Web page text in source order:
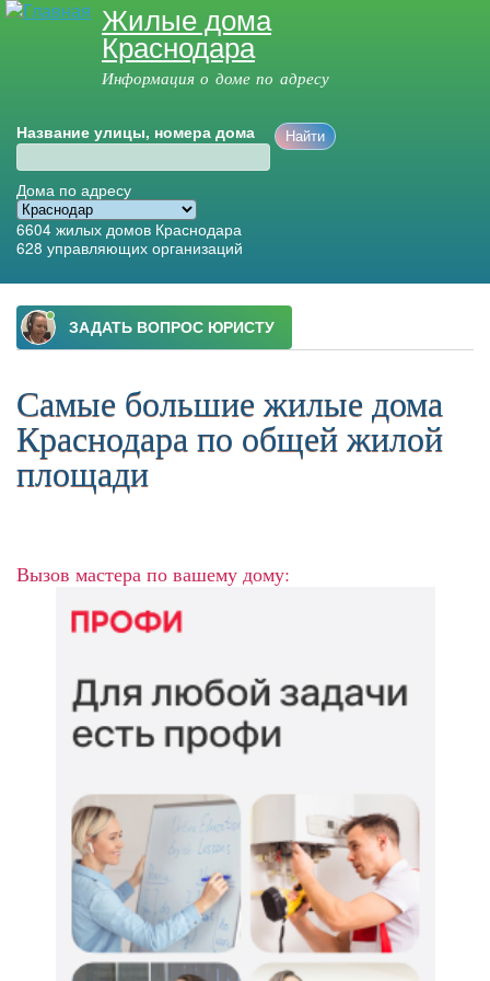
Перейти к
основному
содержанию
Жилые дома
Краснодара
Информация о доме по адресу
Название улицы, номера дома
Дома по адресу
6604 жилых домов Краснодара
628 управляющих организаций
Главное меню
Самые большие жилые дома
Краснодара по общей жилой
площади
Вызов мастера по вашему дому: